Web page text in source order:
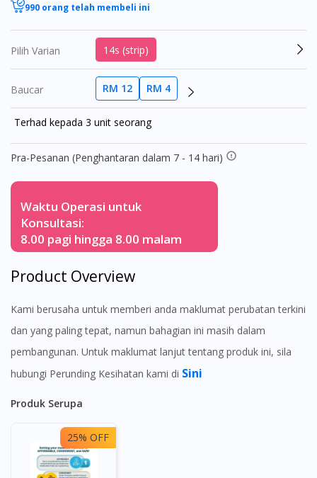
990 orang telah membeli ini
Pilih Varian 14s (strip)
Baucar RM 12 RM 4
Terhad kepada 3 unit seorang
Pra-Pesanan (Penghantaran dalam 7 - 14 hari)
Waktu Operasi untuk
Konsultasi:
8.00 pagi hingga 8.00 malam
Product Overview
Kami berusaha untuk memberi anda maklumat perubatan terkini
dan yang paling tepat, namun bahagian ini masih dalam
pembangunan. Untuk maklumat lanjut tentang produk ini, sila
hubungi Perunding Kesihatan kami di Sini
Produk Serupa
25% OFF